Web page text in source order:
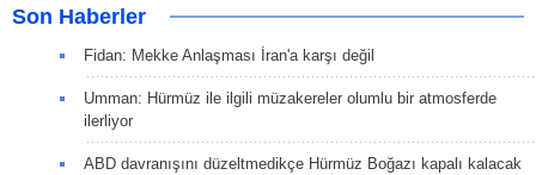
Son Haberler
Fidan: Mekke Anlaşması İran'a karşı değil
Umman: Hürmüz ile ilgili müzakereler olumlu bir atmosferde
ilerliyor
ABD davranışını düzeltmedikçe Hürmüz Boğazı kapalı kalacak